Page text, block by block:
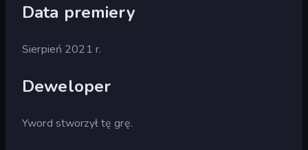
Data premiery
Sierpień 2021 r.
Deweloper
Yword stworzył tę grę.